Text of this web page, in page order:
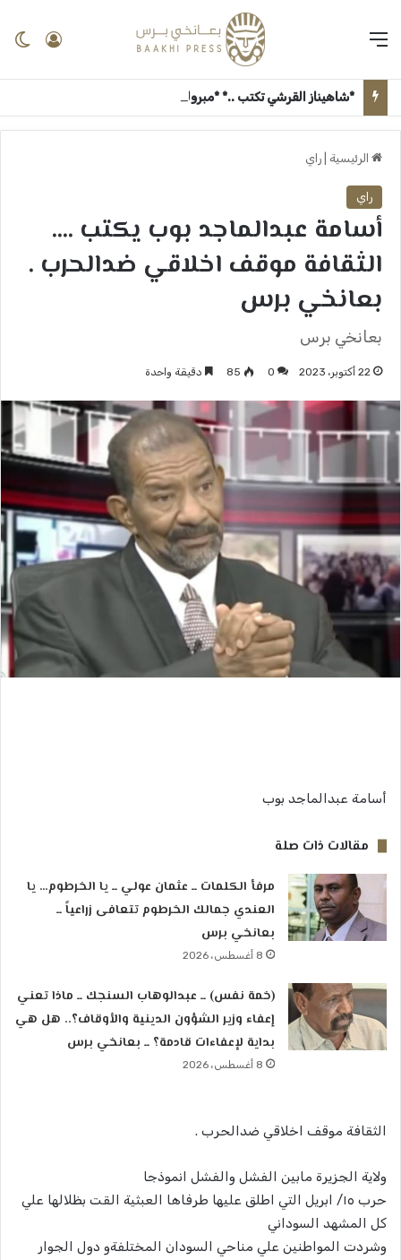
الرئيسية راي
راي
أسامة عبدالماجد بوب يكتب ….
الثقافة موقف اخلاقي ضدالحرب .
بعانخي برس
بعانخي برس
22 أكتوبر، 2023 0
85 دقيقة واحدة
أسامة عبدالماجد بوب
مقالات ذات صلة
مرفأ الكلمات ــ عثمان عولي ــ يا الخرطوم… يا
العندي جمالك الخرطوم تتعافى زراعياً ــ
بعانخي برس
8 أغسطس، 2026
(خمة نفس) ــ عبدالوهاب السنجك ــ ماذا تعني
إعفاء وزير الشؤون الدينية والأوقاف؟.. هل هي
بداية لإعفاءات قادمة؟ ــ بعانخي برس
8 أغسطس، 2026
الثقافة موقف اخلاقي ضدالحرب .
ولاية الجزيرة مابين الفشل والفشل انموذجا
حرب ١٥/ ابريل التي اطلق عليها طرفاها العبثية القت بظلالها علي
كل المشهد السوداني
وشردت المواطنين علي مناحي السودان المختلفةو دول الجوار